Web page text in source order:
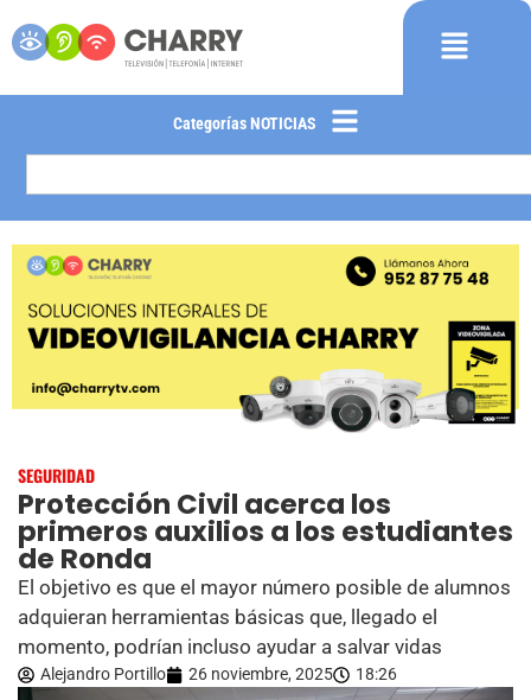
Categorías NOTICIAS
SEGURIDAD
Protección Civil acerca los
primeros auxilios a los estudiantes
de Ronda
El objetivo es que el mayor número posible de alumnos
adquieran herramientas básicas que, llegado el
momento, podrían incluso ayudar a salvar vidas
Alejandro Portillo 26 noviembre, 2025 18:26